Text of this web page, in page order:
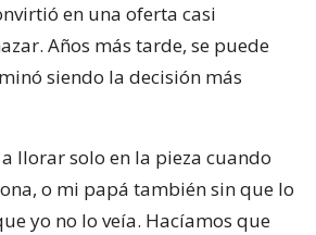
en una oferta casi
Años más tarde, se puede
siendo la decisión más
a llorar solo en la pieza cuando
o mi papá también sin que lo
yo no lo veía. Hacíamos que